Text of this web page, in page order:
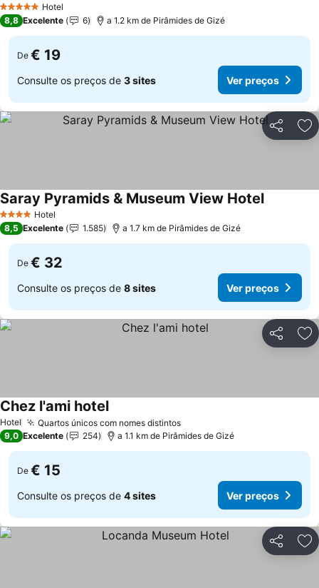
5 Estrelas Hotel
8,8 Excelente 6 a 1.2 km de Pirâmides de Gizé
De € 19
Consulte os preços de 3 sites Ver preços
Partilhar
4 EstrelasHotel
Saray Pyramids & Museum View HotelVer
8,5 Excelente 1.585 a 1.7 km de Pirâmides de Gizé
De € 32
Consulte os preços de 8 sites Ver preços
Partilhar
Hotel Quartos únicos com nomes distintosVer preços
Chez l'ami hotelVer preços
9,0 Excelente 254 a 1.1 km de Pirâmides de Gizé
De € 15
Consulte os preços de 4 sites Ver preços
Partilhar